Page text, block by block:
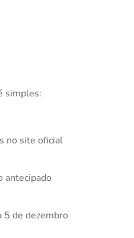
simples:​
no site oficial
antecipado
5 de dezembro